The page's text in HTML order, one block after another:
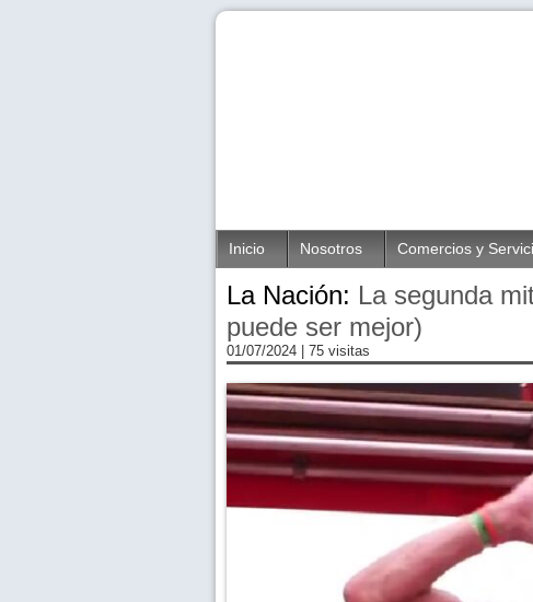
Inicio Nosotros Comercios y
La Nación: La segunda
puede ser mejor)
01/07/2024 | 75 visitas